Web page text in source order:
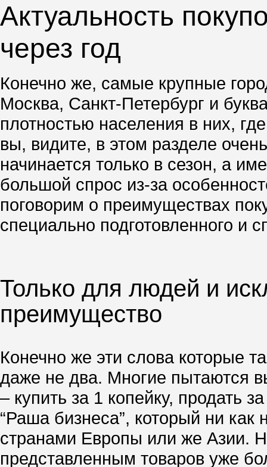
Актуальность
через год
Конечно же, самые крупные
Москва, Санкт-Петербург и
плотностью населения в них,
вы, видите, в этом разделе
начинается только в сезон, а
большой спрос из-за
поговорим о преимуществах
специально подготовленного и
Только для людей и
преимущество
Конечно же эти слова которые
даже не два. Многие пытаются
– купить за 1 копейку, продать
“Раша бизнеса”, который ни
странами Европы или же Азии.
представленным товаров уже